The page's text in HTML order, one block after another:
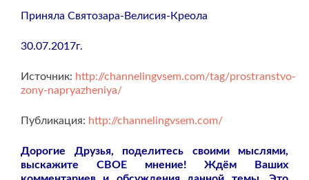
Приняла Святозара-Велисия-Креола
30.07.2017г.
Источник: http://channelingvsem.com/tag/prostranstvo-
zony-napryazheniya/
Публикация: http://channelingvsem.com/
Дорогие Друзья, поделитесь своими мыслями,
выскажите СВОЕ мнение! Ждём Ваших